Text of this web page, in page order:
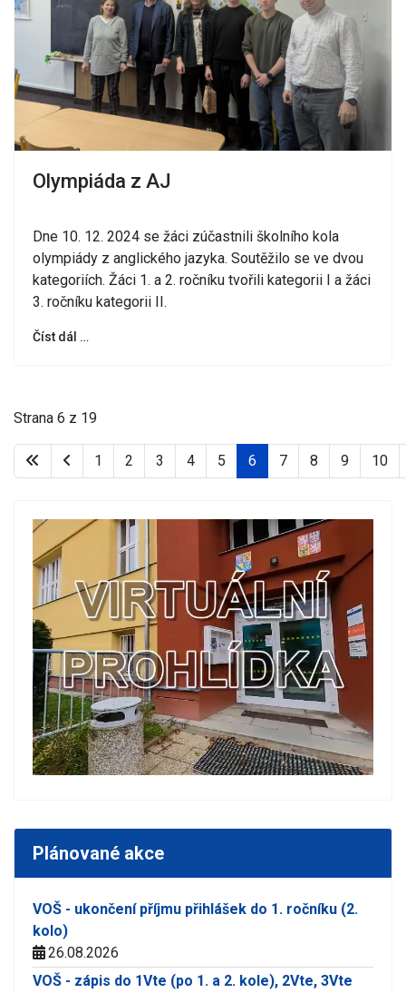
Olympiáda z AJ
Dne 10. 12. 2024 se žáci zúčastnili školního kola
olympiády z anglického jazyka. Soutěžilo se ve dvou
kategoriích. Žáci 1. a 2. ročníku tvořili kategorii I a žáci
3. ročníku kategorii II.
Číst dál …
Strana 6 z 19
1 2 3 4 5 6 7 8 9 10
Plánované akce
VOŠ - ukončení příjmu přihlášek do 1. ročníku (2.
kolo)
26.08.2026
VOŠ - zápis do 1Vte (po 1. a 2. kole), 2Vte, 3Vte